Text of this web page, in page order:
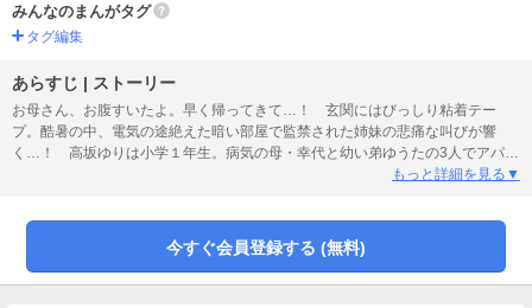
みんなのまんがタグ
タグ編集
あらすじ | ストーリー
お母さん、お腹すいたよ。早く帰ってきて…！ 玄関にはびっしり粘着テー
プ。酷暑の中、電気の途絶えた暗い部屋で監禁された姉妹の悲痛な叫びが響
く…！ 高坂ゆりは小学１年生。病気の母・幸代と幼い弟ゆうたの3人でアパー
トで暮らしている。 幸代は高校を卒業してすぐにデキ婚した後、離婚。女手
つ病を発症、ゴミ屋敷と化した部屋で二人の子供を放置して寝込んでいた。
母子の窮状にNPO法人から派遣されてきた世話好きの中年ボランティア牧田フ
キエが知恵を授け幸代に生活保護と児童扶養手当の受給手続きをさせる。とこ
ろが、受給日、通帳を見て目を輝かせた幸代は支給金で自分の服を買ってしま
もっと詳細を見る▼
今すぐ会員登録する (無料)